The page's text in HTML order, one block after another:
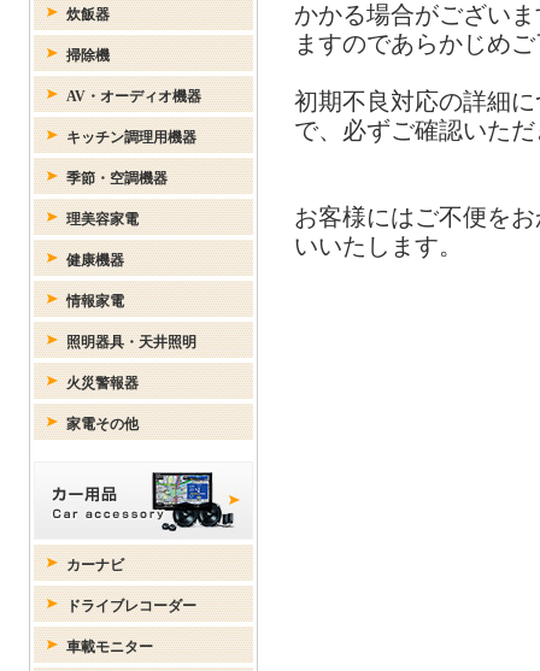
かかる場合がござい
ますのであらかじめ
初期不良対応の詳細
で、必ずご確認いた
お客様にはご不便を
いいたします。